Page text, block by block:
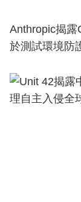
Anthropic揭露
於測試環境防